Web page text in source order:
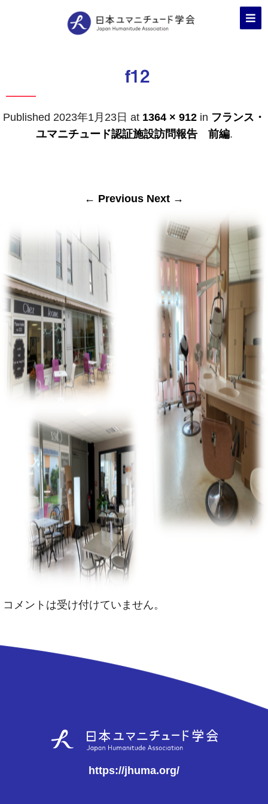
f12
Published 2023年1月23日 at 1364 × 912 in フランス・
ユマニチュード認証施設訪問報告 前編.
← Previous Next →
コメントは受け付けていません。
https://jhuma.org/